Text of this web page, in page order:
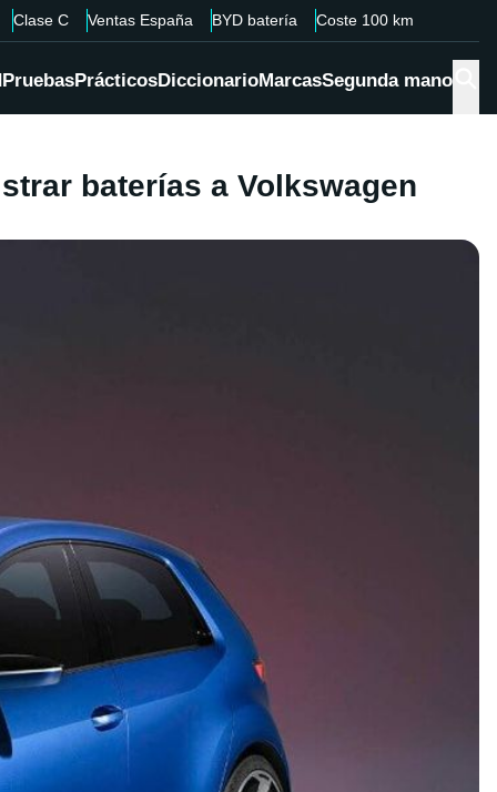
Clase C Ventas España BYD batería Coste 100 km
PruebasPrácticosDiccionarioMarcasSegunda mano
baterías a Volkswagen